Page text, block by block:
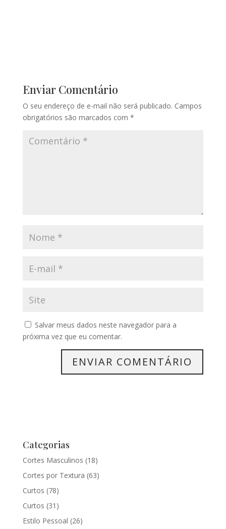
Enviar Comentário
O seu endereço de e-mail não será publicado. Campos
obrigatórios são marcados com *
Salvar meus dados neste navegador para a
próxima vez que eu comentar.
Categorias
Cortes Masculinos (18)
Cortes por Textura (63)
Curtos (78)
Curtos (31)
Estilo Pessoal (26)